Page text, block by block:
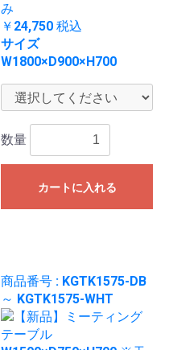
み
￥24,750 税込
サイズ
W1800×D900×H700
数量
カートに入れる
商品番号 : KGTK1575-DB
～ KGTK1575-WHT